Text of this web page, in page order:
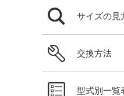
サイズの見
交換方法
型式別一覧